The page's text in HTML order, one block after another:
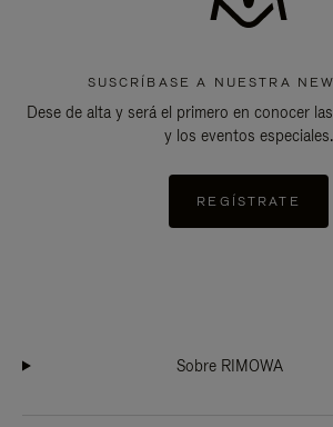
SUSCRÍBASE A NUESTRA
Dese de alta y será el primero en conocer
y los eventos especiales.
REGÍSTRATE
Sobre RIMOWA